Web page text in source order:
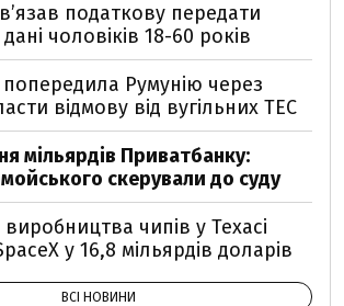
податкову передати
чоловіків 18-60 років
попередила Румунію через
відмову від вугільних ТЕС
мільярдів Приватбанку:
скерували до суду
чипів у Техасі
у 16,8 мільярдів доларів
ВСІ НОВИНИ